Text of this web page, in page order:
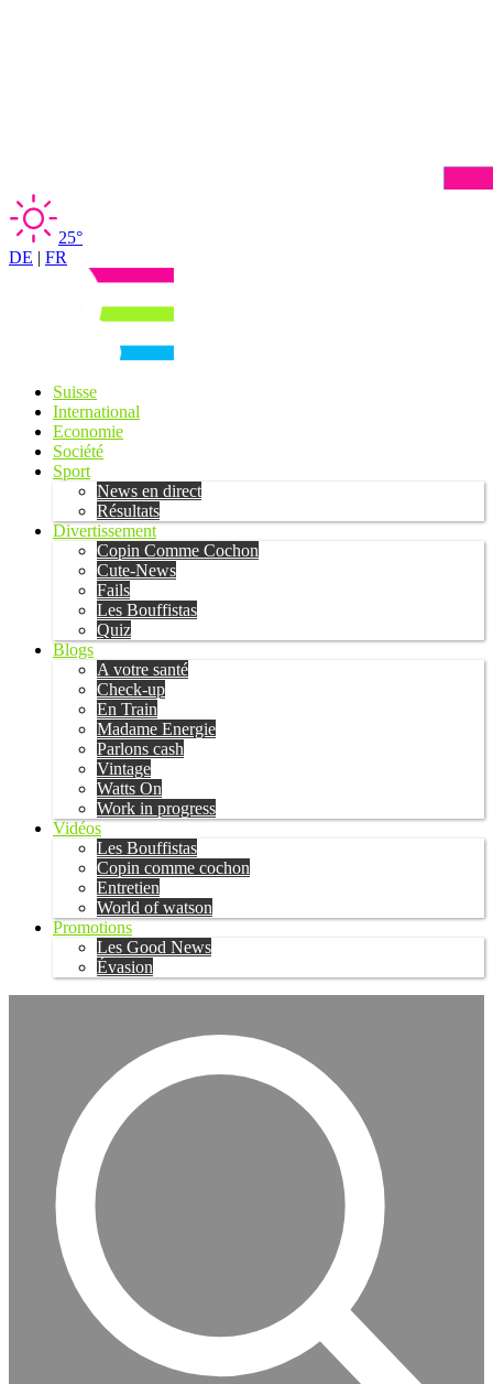
25°
DE | FR
Suisse
International
Economie
Société
Sport
News en direct
Résultats
Divertissement
Copin Comme Cochon
Cute-News
Fails
Les Bouffistas
Quiz
Blogs
A votre santé
Check-up
En Train
Madame Energie
Parlons cash
Vintage
Watts On
Work in progress
Vidéos
Les Bouffistas
Copin comme cochon
Entretien
World of watson
Promotions
Les Good News
Évasion